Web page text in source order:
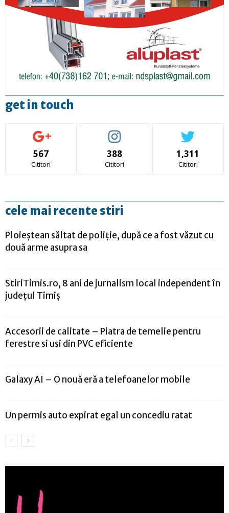
get in touch
567
Cititori
388
Cititori
1,311
Cititori
cele mai recente stiri
Ploieștean săltat de poliție, după ce a fost văzut cu
două arme asupra sa
StiriTimis.ro, 8 ani de jurnalism local independent în
județul Timiș
Accesorii de calitate – Piatra de temelie pentru
ferestre si usi din PVC eficiente
Galaxy AI – O nouă eră a telefoanelor mobile
Un permis auto expirat egal un concediu ratat